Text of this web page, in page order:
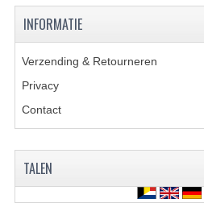
KAPPEN EN
REM
STUUR
INFORMATIE
Verzending & Retourneren
Privacy
Contact
TALEN